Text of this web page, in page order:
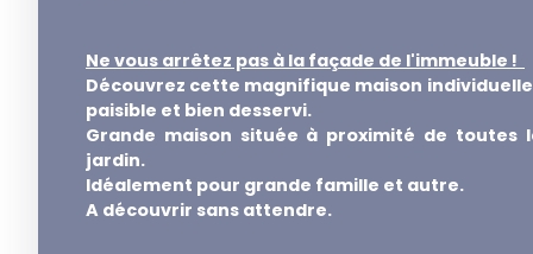
Ne vous arrêtez pas à la façade de l'immeuble !
Découvrez cette magnifique maison
paisible et bien desservi.
Grande maison située à proximité de toutes
jardin.
Idéalement pour grande famille et autre.
A découvrir sans attendre.